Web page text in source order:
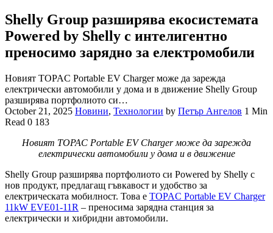
Shelly Group разширява екосистемата
Powered by Shelly с интелигентно
преносимо зарядно за електромобили
Новият TOPAC Portable EV Charger може да зарежда
електрически автомобили у дома и в движение Shelly Group
разширява портфолиото си…
October 21, 2025 Новини, Технологии by Петър Ангелов 1 Min
Read 0 183
Новият TOPAC Portable EV Charger може да зарежда
електрически автомобили у дома и в движение
Shelly Group разширява портфолиото си Powered by Shelly с
нов продукт, предлагащ гъвкавост и удобство за
електрическата мобилност. Това е TOPAC Portable EV Charger
11kW EVE01-11R – преносима зарядна станция за
електрически и хибридни автомобили.